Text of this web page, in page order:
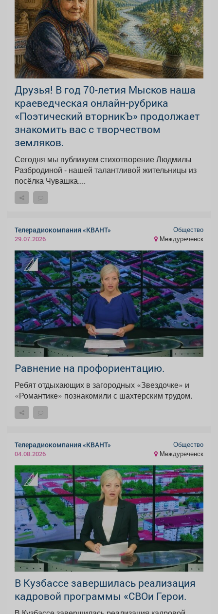
Друзья! В год 70-летия Мысков наша
краеведческая онлайн-рубрика
«Поэтический вторникЪ» продолжает
знакомить вас с творчеством
земляков.
Сегодня мы публикуем стихотворение Людмилы
Разбродиной - нашей талантливой жительницы из
посёлка Чувашка....
Телерадиокомпания «КВАНТ»
29.07.2026
Общество
Междуреченск
Равнение на профориентацию.
Ребят отдыхающих в загородных «Звездочке» и
«Романтике» познакомили с шахтерским трудом.
Телерадиокомпания «КВАНТ»
04.08.2026
Общество
Междуреченск
В Кузбассе завершилась реализация
кадровой программы «СВОи Герои.